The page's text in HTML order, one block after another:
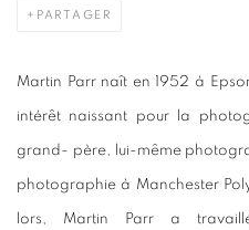
PARTAGER
Martin Parr naît en 1952 à
intérêt naissant pour la
grand- père, lui-même
photographie à Manchester
lors, Martin Parr a